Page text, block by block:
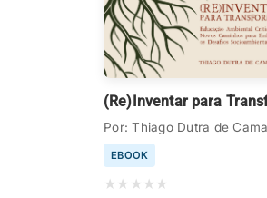
Por: Thiago Dutra de
EBOOK
★ ★ ★ ★ ★